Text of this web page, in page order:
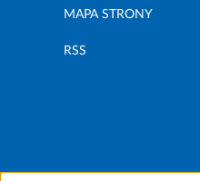
MAPA STRONY
RSS